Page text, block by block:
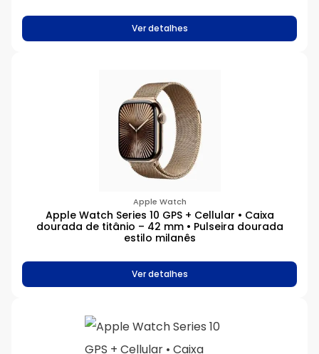
Ver detalhes
Apple Watch
Apple Watch Series 10 GPS + Cellular • Caixa
dourada de titânio – 42 mm • Pulseira dourada
estilo milanês
Ver detalhes